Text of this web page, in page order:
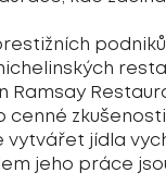
Ramsay
cenné
vytvářet jídla
jeho práce